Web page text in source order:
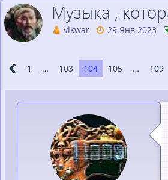
Музыка ,
vikwar 29 Янв 2023
1 … 103 104 105 … 109